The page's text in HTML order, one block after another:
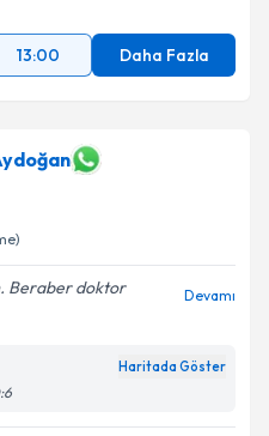
13:00 Daha Fazla
Beraber doktor
Devamı
Haritada Göster